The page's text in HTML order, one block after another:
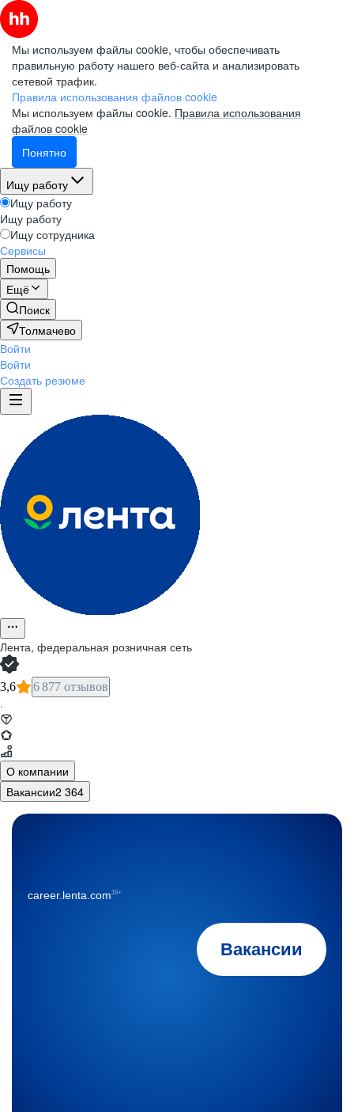
Мы используем файлы cookie, чтобы обеспечивать
правильную работу нашего веб-сайта и анализировать
сетевой трафик.
Правила использования файлов cookie
Мы используем файлы cookie. Правила использования
файлов cookie
Понятно
Ищу работу
Ищу работу
Ищу работу
Ищу сотрудника
Сервисы
Помощь
Ещё
Поиск
Толмачево
Войти
Войти
Создать резюме
Лента, федеральная розничная сеть
3,6 6 877 отзывов
·
О компании
Вакансии2 364
Вакансии
career.lenta.com16+